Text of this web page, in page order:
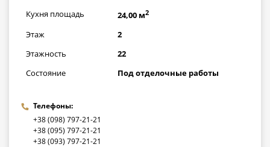
Кухня площадь 24,00 м2
Этаж
2
Этажность
22
Состояние
Под отделочные работы
Телефоны:
+38 (098) 797-21-21
+38 (095) 797-21-21
+38 (093) 797-21-21